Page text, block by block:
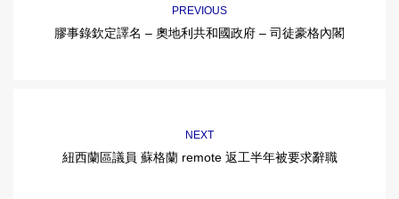
PREVIOUS
膠事錄欽定譯名 – 奧地利共和國政府 – 司徒豪格內閣
NEXT
紐西蘭區議員 蘇格蘭 remote 返工半年被要求辭職